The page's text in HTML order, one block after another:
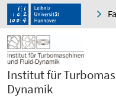
Institut für
Dynamik